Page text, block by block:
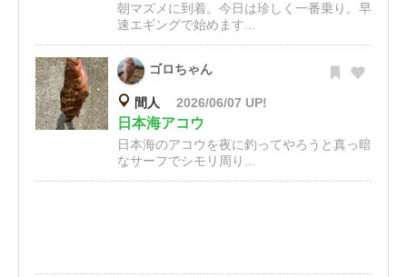
朝マズメに到着。今日は珍しく一番乗り。早
速エギングで始めます...
ゴロちゃん
間人 2026/06/07 UP!
日本海アコウ
日本海のアコウを夜に釣ってやろうと真っ暗
なサーフでシモリ周り...